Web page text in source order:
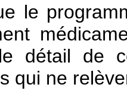
le
détail de
qui ne